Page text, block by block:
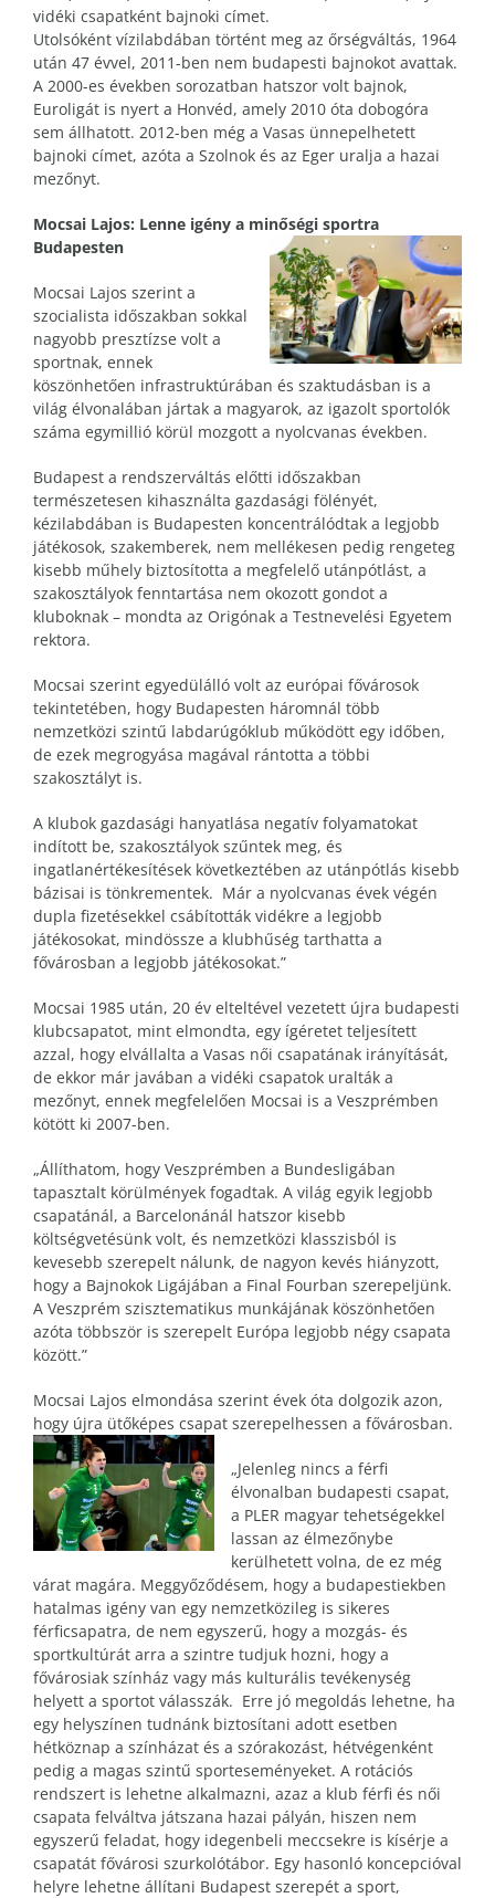
vidéki csapatként bajnoki címet.
Utolsóként vízilabdában történt meg az őrségváltás, 1964
után 47 évvel, 2011-ben nem budapesti bajnokot avattak.
A 2000-es években sorozatban hatszor volt bajnok,
Euroligát is nyert a Honvéd, amely 2010 óta dobogóra
sem állhatott. 2012-ben még a Vasas ünnepelhetett
bajnoki címet, azóta a Szolnok és az Eger uralja a hazai
mezőnyt.
Mocsai Lajos: Lenne igény a minőségi sportra
Budapesten
Mocsai Lajos szerint a
szocialista időszakban sokkal
nagyobb presztízse volt a
sportnak, ennek
köszönhetően infrastruktúrában és szaktudásban is a
világ élvonalában jártak a magyarok, az igazolt sportolók
száma egymillió körül mozgott a nyolcvanas években.
Budapest a rendszerváltás előtti időszakban
természetesen kihasználta gazdasági fölényét,
kézilabdában is Budapesten koncentrálódtak a legjobb
játékosok, szakemberek, nem mellékesen pedig rengeteg
kisebb műhely biztosította a megfelelő utánpótlást, a
szakosztályok fenntartása nem okozott gondot a
kluboknak – mondta az Origónak a Testnevelési Egyetem
rektora.
Mocsai szerint egyedülálló volt az európai fővárosok
tekintetében, hogy Budapesten háromnál több
nemzetközi szintű labdarúgóklub működött egy időben,
de ezek megrogyása magával rántotta a többi
szakosztályt is.
A klubok gazdasági hanyatlása negatív folyamatokat
indított be, szakosztályok szűntek meg, és
ingatlanértékesítések következtében az utánpótlás kisebb
bázisai is tönkrementek. Már a nyolcvanas évek végén
dupla fizetésekkel csábították vidékre a legjobb
játékosokat, mindössze a klubhűség tarthatta a
fővárosban a legjobb játékosokat.”
Mocsai 1985 után, 20 év elteltével vezetett újra budapesti
klubcsapatot, mint elmondta, egy ígéretet teljesített
azzal, hogy elvállalta a Vasas női csapatának irányítását,
de ekkor már javában a vidéki csapatok uralták a
mezőnyt, ennek megfelelően Mocsai is a Veszprémben
kötött ki 2007-ben.
„Állíthatom, hogy Veszprémben a Bundesligában
tapasztalt körülmények fogadtak. A világ egyik legjobb
csapatánál, a Barcelonánál hatszor kisebb
költségvetésünk volt, és nemzetközi klasszisból is
kevesebb szerepelt nálunk, de nagyon kevés hiányzott,
hogy a Bajnokok Ligájában a Final Fourban szerepeljünk.
A Veszprém szisztematikus munkájának köszönhetően
azóta többször is szerepelt Európa legjobb négy csapata
között.”
Mocsai Lajos elmondása szerint évek óta dolgozik azon,
hogy újra ütőképes csapat szerepelhessen a fővárosban.
„Jelenleg nincs a férfi
élvonalban budapesti csapat,
a PLER magyar tehetségekkel
lassan az élmezőnybe
kerülhetett volna, de ez még
várat magára. Meggyőződésem, hogy a budapestiekben
hatalmas igény van egy nemzetközileg is sikeres
férficsapatra, de nem egyszerű, hogy a mozgás- és
sportkultúrát arra a szintre tudjuk hozni, hogy a
fővárosiak színház vagy más kulturális tevékenység
helyett a sportot válasszák. Erre jó megoldás lehetne, ha
egy helyszínen tudnánk biztosítani adott esetben
hétköznap a színházat és a szórakozást, hétvégenként
pedig a magas szintű sporteseményeket. A rotációs
rendszert is lehetne alkalmazni, azaz a klub férfi és női
csapata felváltva játszana hazai pályán, hiszen nem
egyszerű feladat, hogy idegenbeli meccsekre is kísérje a
csapatát fővárosi szurkolótábor. Egy hasonló koncepcióval
helyre lehetne állítani Budapest szerepét a sport,